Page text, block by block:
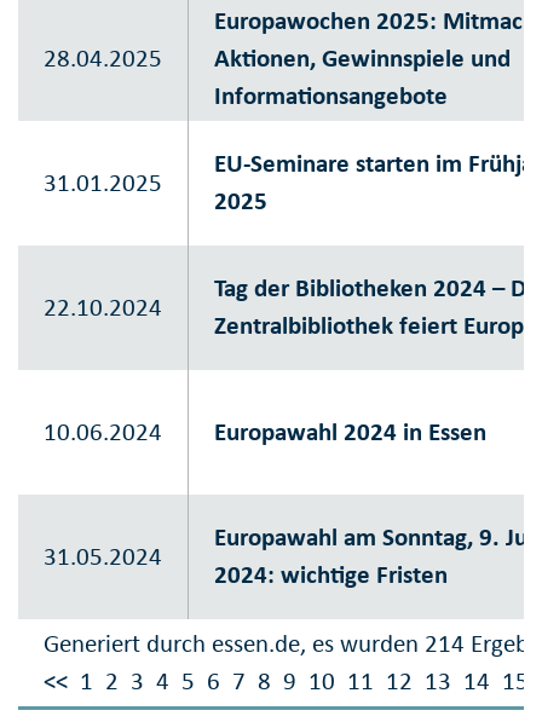
Generiert durch essen.de, es wurden 214
<< 1 2 3 4 5 6 7 8 9 10 11 12 13 14 15
28.04.2025
Europawochen 2025: Mitmach-
Aktionen, Gewinnspiele und
Informationsangebote
31.01.2025
EU-Seminare starten im
2025
22.10.2024
Tag der Bibliotheken 2024 –
Zentralbibliothek feiert Europa
10.06.2024 Europawahl 2024 in Essen
31.05.2024
Europawahl am Sonntag, 9.
2024: wichtige Fristen